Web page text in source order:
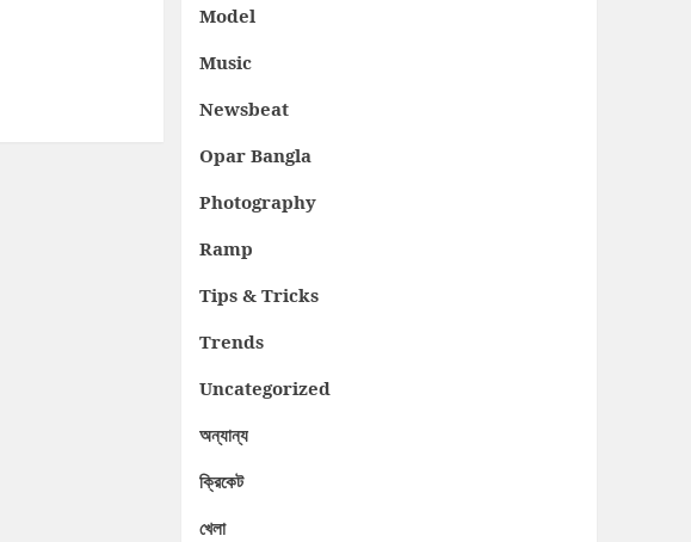
Model
Music
Newsbeat
Opar Bangla
Photography
Ramp
Tips & Tricks
Trends
Uncategorized
অন্যান্য
ক্রিকেট
খেলা